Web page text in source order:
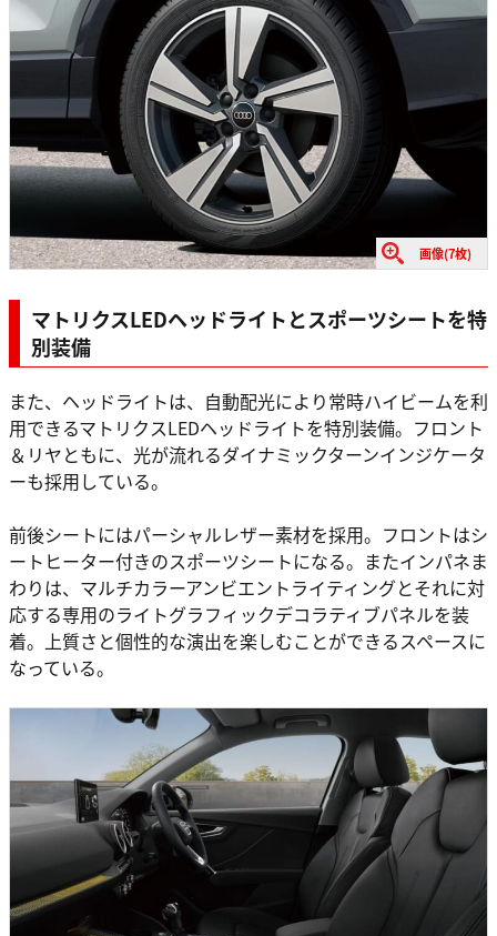
画像(7枚)
マトリクスLEDヘッドライトとスポーツシートを特
別装備
また、ヘッドライトは、自動配光により常時ハイビームを利
用できるマトリクスLEDヘッドライトを特別装備。フロント
＆リヤともに、光が流れるダイナミックターンインジケータ
ーも採用している。
前後シートにはパーシャルレザー素材を採用。フロントはシ
ートヒーター付きのスポーツシートになる。またインパネま
わりは、マルチカラーアンビエントライティングとそれに対
応する専用のライトグラフィックデコラティブパネルを装
着。上質さと個性的な演出を楽しむことができるスペースに
なっている。